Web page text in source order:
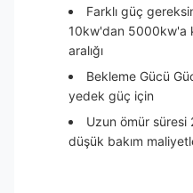
Farklı güç
10kw'dan 5000kw'a
aralığı
Bekleme Gücü
yedek güç için
Uzun ömür süresi
düşük bakım